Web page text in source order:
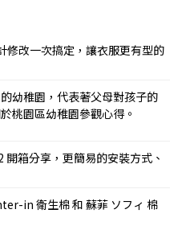
修改一次搞定，讓衣服更有型的
幼稚園，代表著父母對孩子的
桃園區幼稚園參觀心得。
箱分享，更簡易的安裝方式、
in 衛生棉 和 蘇菲 ソフィ 棉